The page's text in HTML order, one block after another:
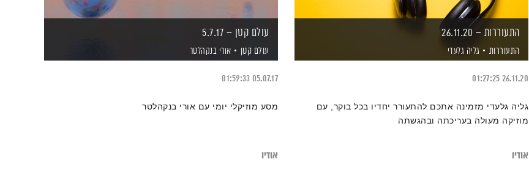
התעוררות – 26.11.20
התעוררות גליה גלעדי
26.11.20
01:27:25
גליה גלעדי מזמינה אתכם להתעורר יחדיו בכל בוקר, עם
מוזיקה מעולה בעריכתה ובהגשתה
אודיו
עולם קטן – 5.7.17
עולם קטן אורי בנקהלטר
05.07.17
01:59:33
מסע מוזיקלי יומי עם אורי בנקהלטר
אודיו